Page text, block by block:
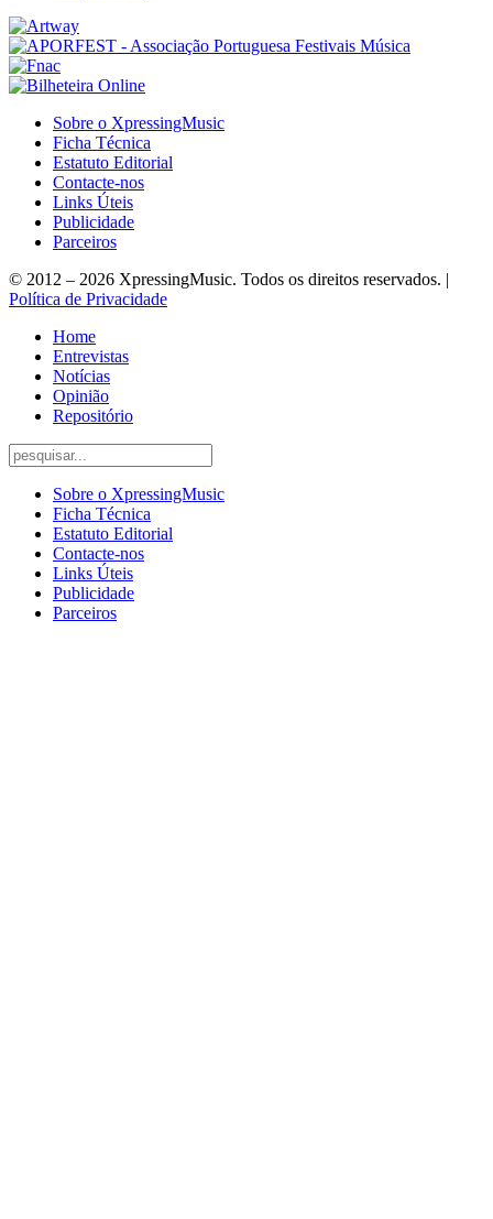
Sobre o XpressingMusic
Ficha Técnica
Estatuto Editorial
Contacte-nos
Links Úteis
Publicidade
Parceiros
© 2012 – 2026 XpressingMusic. Todos os direitos reservados. |
Política de Privacidade
Home
Entrevistas
Notícias
Opinião
Repositório
Sobre o XpressingMusic
Ficha Técnica
Estatuto Editorial
Contacte-nos
Links Úteis
Publicidade
Parceiros